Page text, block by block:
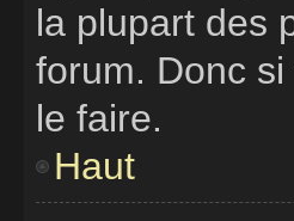
la plupart des
forum. Donc si
le faire.
Haut